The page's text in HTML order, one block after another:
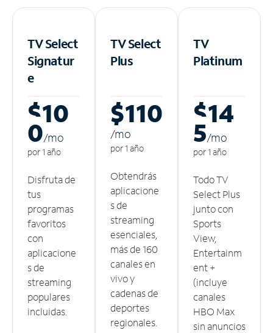
TV Select
Signatur
e
$10
0/mo
por 1 año
Disfruta de
tus
programas
favoritos
con
aplicacione
s de
streaming
populares
incluidas.
TV Select
Plus
$110
/mo
por 1 año
Obtendrás
aplicacione
s de
streaming
esenciales,
más de 160
canales en
vivo y
cadenas de
deportes
regionales.
TV
Platinum
$14
5/mo
por 1 año
Todo TV
Select Plus
junto con
Sports
View,
Entertainm
ent +
(incluye
canales
HBO Max
sin anuncios